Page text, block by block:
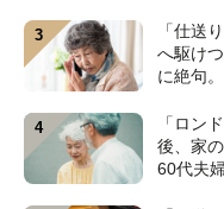
「仕送
へ駆け
に絶句
「ロン
後、家
60代夫